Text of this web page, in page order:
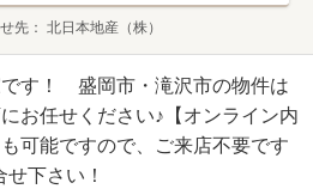
先 北日本地産（株）
す！ 盛岡市・滝沢市の物件は
お任せください♪【オンライン内
可能ですので、ご来店不要です
せ下さい！